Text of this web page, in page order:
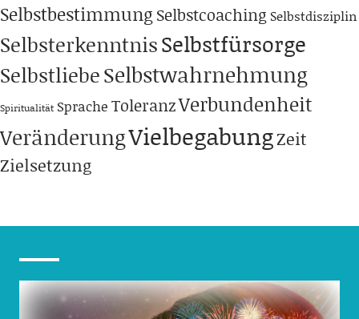
Selbstbestimmung Selbstcoaching Selbstdisziplin
SelbsterkenntnisSelbstfürsorge
SelbstliebeSelbstwahrnehmung
Spiritualität Sprache ToleranzVerbundenheit
VeränderungVielbegabungZeit
Zielsetzung